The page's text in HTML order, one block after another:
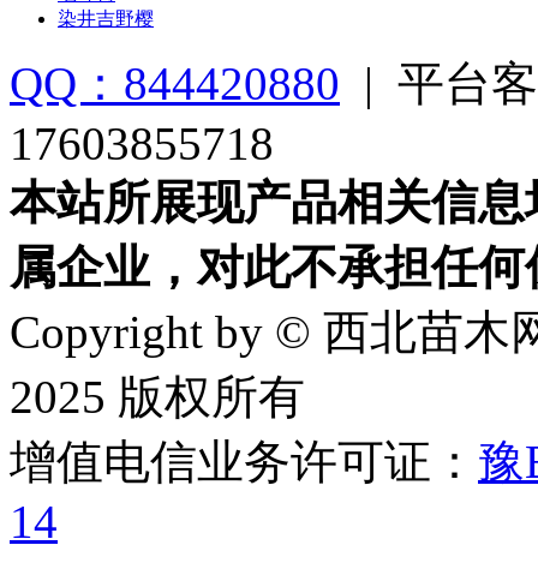
染井吉野樱
QQ：844420880 | 平台
17603855718
本站所展现产品相关信
属企业，对此不承担任
Copyright by © 西北苗木
2025 版权所有
增值电信业务许可证： 豫
14